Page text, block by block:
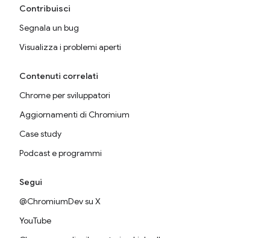
Contribuisci
Segnala un bug
Visualizza i problemi aperti
Contenuti correlati
Chrome per sviluppatori
Aggiornamenti di Chromium
Case study
Podcast e programmi
Segui
@ChromiumDev su X
YouTube